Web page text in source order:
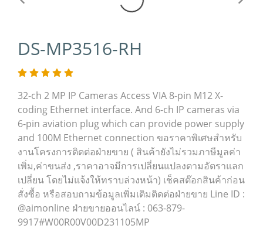
DS-MP3516-RH
32-ch 2 MP IP Cameras Access VIA 8-pin M12 X-
coding Ethernet interface. And 6-ch IP cameras via
6-pin aviation plug which can provide power supply
and 100M Ethernet connection ขอราคาพิเศษสำหรับ
งานโครงการติดต่อฝ่ายขาย ( สินค้ายังไม่รวมภาษีมูลค่า
เพิ่ม,ค่าขนส่ง ,ราคาอาจมีการเปลี่ยนแปลงตามอัตราแลก
เปลี่ยน โดยไม่แจ้งให้ทราบล่วงหน้า) เช็คสต๊อกสินค้าก่อน
สั่งซื้อ หรือสอบถามข้อมูลเพิ่มเติมติดต่อฝ่ายขาย Line ID :
@aimonline ฝ่ายขายออนไลน์ : 063-879-
9917#W00R00V00D231105MP